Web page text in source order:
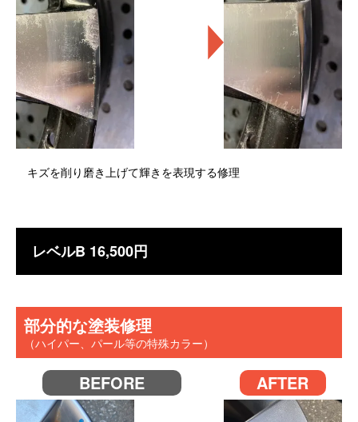
キズを削り磨き上げて輝きを表現する修理
レベルB 16,500円
部分的な塗装修理
（ハイパー、パール等の特殊カラー）
BEFORE AFTER